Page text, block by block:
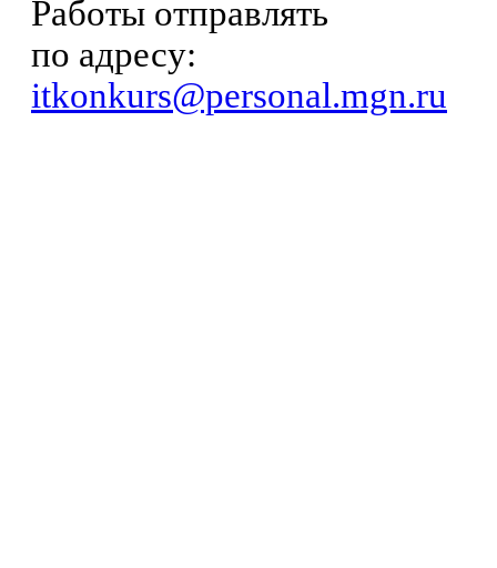
Работы отправлять
по адресу:
itkonkurs@personal.mgn.ru